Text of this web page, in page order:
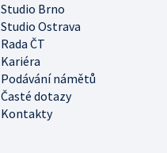
Studio Brno
Studio Ostrava
Rada ČT
Kariéra
Podávání námětů
Časté dotazy
Kontakty